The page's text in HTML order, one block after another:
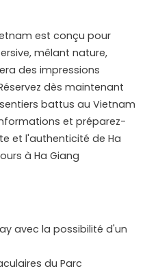
est conçu pour
mêlant nature,
des impressions
dès maintenant
battus au Vietnam
et préparez-
et l'authenticité de Ha
à Ha Giang
avec la possibilité d'un
du Parc